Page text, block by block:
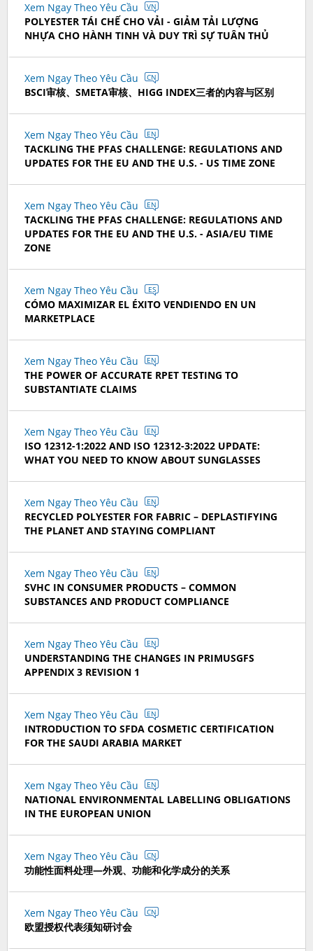
Xem Ngay Theo Yêu Cầu VN
POLYESTER TÁI CHẾ CHO VẢI - GIẢM TẢI LƯỢNG
NHỰA CHO HÀNH TINH VÀ DUY TRÌ SỰ TUÂN THỦ
Xem Ngay Theo Yêu Cầu CN
BSCI审核、SMETA审核、HIGG INDEX三者的内容与区别
Xem Ngay Theo Yêu Cầu EN
TACKLING THE PFAS CHALLENGE: REGULATIONS AND
UPDATES FOR THE EU AND THE U.S. - US TIME ZONE
Xem Ngay Theo Yêu Cầu EN
TACKLING THE PFAS CHALLENGE: REGULATIONS AND
UPDATES FOR THE EU AND THE U.S. - ASIA/EU TIME
ZONE
Xem Ngay Theo Yêu Cầu ES
CÓMO MAXIMIZAR EL ÉXITO VENDIENDO EN UN
MARKETPLACE
Xem Ngay Theo Yêu Cầu EN
THE POWER OF ACCURATE RPET TESTING TO
SUBSTANTIATE CLAIMS
Xem Ngay Theo Yêu Cầu EN
ISO 12312-1:2022 AND ISO 12312-3:2022 UPDATE:
WHAT YOU NEED TO KNOW ABOUT SUNGLASSES
Xem Ngay Theo Yêu Cầu EN
RECYCLED POLYESTER FOR FABRIC – DEPLASTIFYING
THE PLANET AND STAYING COMPLIANT
Xem Ngay Theo Yêu Cầu EN
SVHC IN CONSUMER PRODUCTS – COMMON
SUBSTANCES AND PRODUCT COMPLIANCE
Xem Ngay Theo Yêu Cầu EN
UNDERSTANDING THE CHANGES IN PRIMUSGFS
APPENDIX 3 REVISION 1
Xem Ngay Theo Yêu Cầu EN
INTRODUCTION TO SFDA COSMETIC CERTIFICATION
FOR THE SAUDI ARABIA MARKET
Xem Ngay Theo Yêu Cầu EN
NATIONAL ENVIRONMENTAL LABELLING OBLIGATIONS
IN THE EUROPEAN UNION
Xem Ngay Theo Yêu Cầu CN
功能性面料处理—外观、功能和化学成分的关系
Xem Ngay Theo Yêu Cầu CN
欧盟授权代表须知研讨会